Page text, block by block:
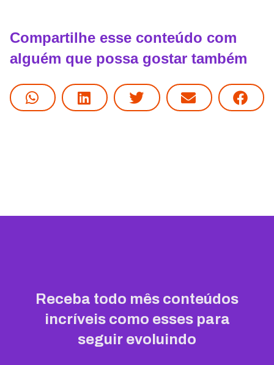
Compartilhe esse conteúdo com
alguém que possa gostar também
Receba todo mês conteúdos
incríveis como esses para
seguir evoluindo